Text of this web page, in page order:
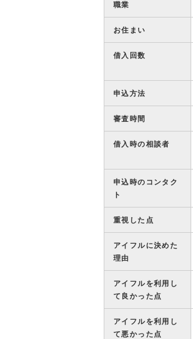
職業
お住まい
借入回数
申込方法
審査時間
借入時の相談者
申込時のコンタク
ト
重視した点
アイフルに決めた
理由
アイフルを利用し
て良かった点
アイフルを利用し
て悪かった点